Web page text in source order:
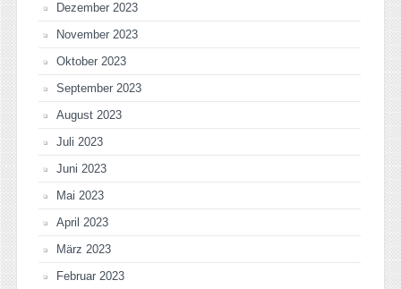
Dezember 2023
November 2023
Oktober 2023
September 2023
August 2023
Juli 2023
Juni 2023
Mai 2023
April 2023
März 2023
Februar 2023